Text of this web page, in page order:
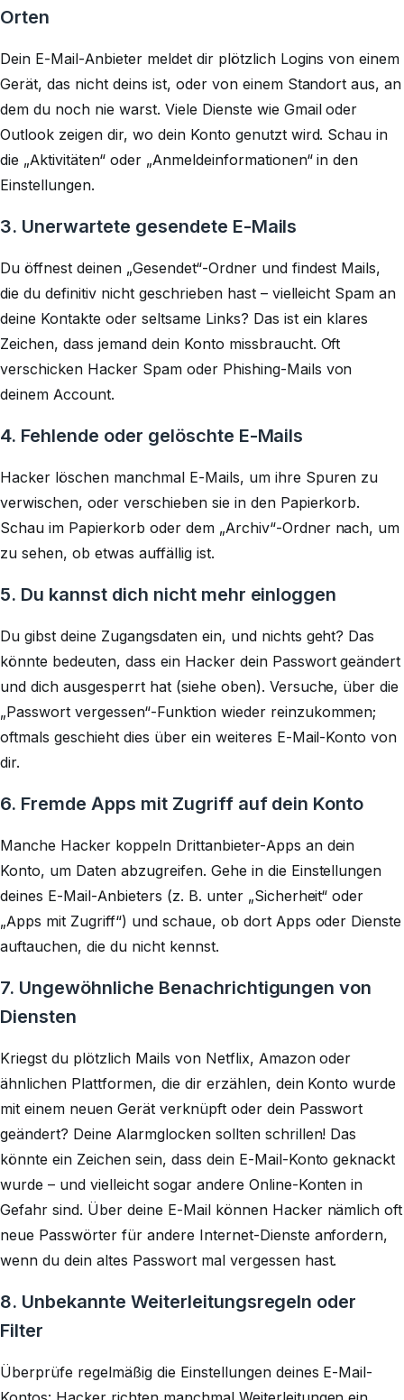
Orten
Dein E-Mail-Anbieter meldet dir plötzlich Logins von einem
Gerät, das nicht deins ist, oder von einem Standort aus, an
dem du noch nie warst. Viele Dienste wie Gmail oder
Outlook zeigen dir, wo dein Konto genutzt wird. Schau in
die „Aktivitäten“ oder „Anmeldeinformationen“ in den
Einstellungen.
3. Unerwartete gesendete E-Mails
Du öffnest deinen „Gesendet“-Ordner und findest Mails,
die du definitiv nicht geschrieben hast – vielleicht Spam an
deine Kontakte oder seltsame Links? Das ist ein klares
Zeichen, dass jemand dein Konto missbraucht. Oft
verschicken Hacker Spam oder Phishing-Mails von
deinem Account.
4. Fehlende oder gelöschte E-Mails
Hacker löschen manchmal E-Mails, um ihre Spuren zu
verwischen, oder verschieben sie in den Papierkorb.
Schau im Papierkorb oder dem „Archiv“-Ordner nach, um
zu sehen, ob etwas auffällig ist.
5. Du kannst dich nicht mehr einloggen
Du gibst deine Zugangsdaten ein, und nichts geht? Das
könnte bedeuten, dass ein Hacker dein Passwort geändert
und dich ausgesperrt hat (siehe oben). Versuche, über die
„Passwort vergessen“-Funktion wieder reinzukommen;
oftmals geschieht dies über ein weiteres E-Mail-Konto von
dir.
6. Fremde Apps mit Zugriff auf dein Konto
Manche Hacker koppeln Drittanbieter-Apps an dein
Konto, um Daten abzugreifen. Gehe in die Einstellungen
deines E-Mail-Anbieters (z. B. unter „Sicherheit“ oder
„Apps mit Zugriff“) und schaue, ob dort Apps oder Dienste
auftauchen, die du nicht kennst.
7. Ungewöhnliche Benachrichtigungen von
Diensten
Kriegst du plötzlich Mails von Netflix, Amazon oder
ähnlichen Plattformen, die dir erzählen, dein Konto wurde
mit einem neuen Gerät verknüpft oder dein Passwort
geändert? Deine Alarmglocken sollten schrillen! Das
könnte ein Zeichen sein, dass dein E-Mail-Konto geknackt
wurde – und vielleicht sogar andere Online-Konten in
Gefahr sind. Über deine E-Mail können Hacker nämlich oft
neue Passwörter für andere Internet-Dienste anfordern,
wenn du dein altes Passwort mal vergessen hast.
8. Unbekannte Weiterleitungsregeln oder
Filter
Überprüfe regelmäßig die Einstellungen deines E-Mail-